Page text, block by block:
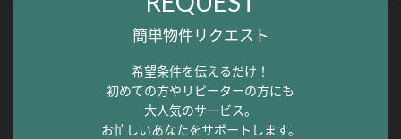
簡単物件リクエスト
希望条件を伝えるだけ！
初めての方やリピーターの方にも
大人気のサービス。
お忙しいあなたをサポートします。